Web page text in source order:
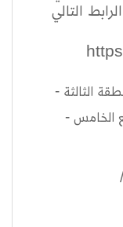
التالي
42- المنطقة الثالثة -
الخامس -
01024222385 /